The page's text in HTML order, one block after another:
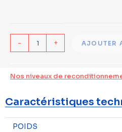
- + AJOUTER
Nos niveaux de
Caractéristiques
POIDS